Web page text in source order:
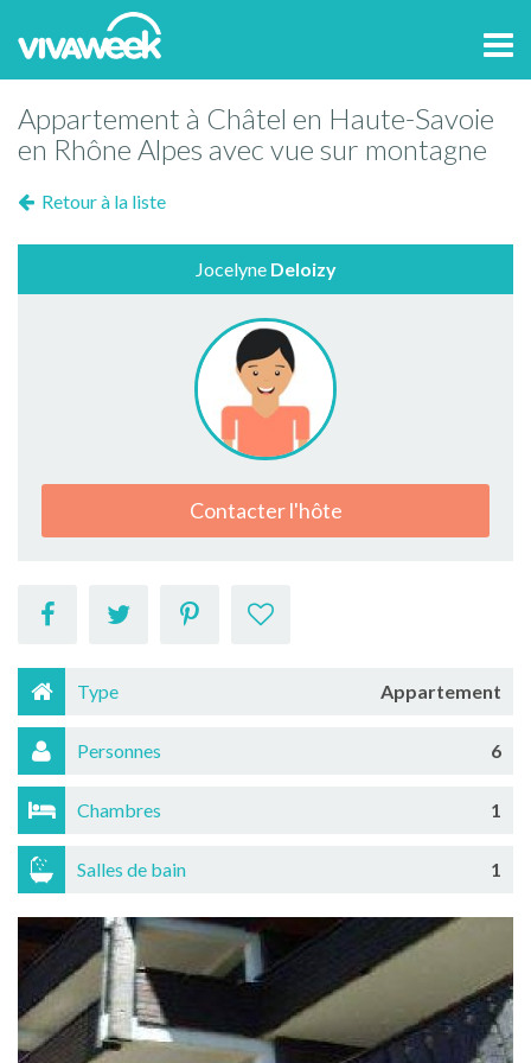
Appartement à Châtel en Haute-Savoie
en Rhône Alpes avec vue sur montagne
Retour à la liste
Jocelyne Deloizy
Contacter l'hôte
Type Appartement
Personnes 6
Chambres 1
Salles de bain 1